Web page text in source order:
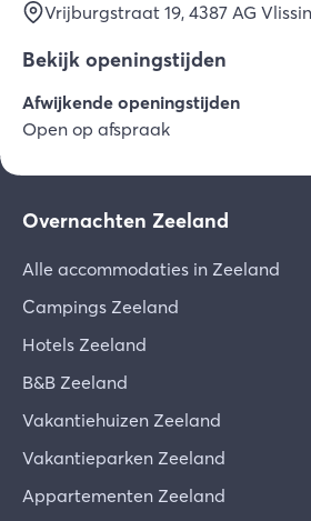
Vrijburgstraat 19, 4387 AG
Bekijk openingstijden
Afwijkende openingstijden
Open op afspraak
Overnachten Zeeland
Alle accommodaties in Zeeland
Campings Zeeland
Hotels Zeeland
B&B Zeeland
Vakantiehuizen Zeeland
Vakantieparken Zeeland
Appartementen Zeeland